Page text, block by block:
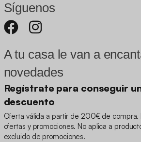
Síguenos
A tu casa le van a
novedades
Regístrate para conseguir
descuento
Oferta válida a partir de 200€ de compra.
ofertas y promociones. No aplica a
excluido de promociones.